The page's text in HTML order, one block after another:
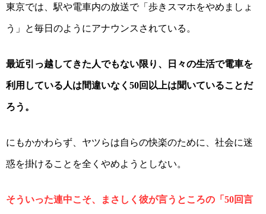
東京では、駅や電車内の放送で「歩きスマホをやめましょ
う」と毎日のようにアナウンスされている。
最近引っ越してきた人でもない限り、日々の生活で電車を
利用している人は間違いなく 50回以上は聞いていることだ
ろう。
にもかかわらず、ヤツらは自らの快楽のために、社会に迷
惑を掛けることを全くやめようとしない。
そういった連中こそ、まさしく彼が言うところの「50回言